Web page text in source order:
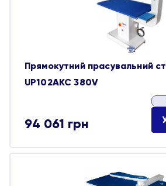
Прямокутний прасувальний
UP102AKC 380V
94 061 грн